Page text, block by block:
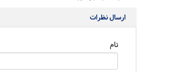
ارسال نظرات
نام